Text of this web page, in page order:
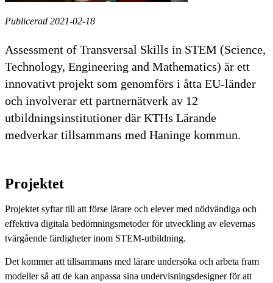
Publicerad 2021-02-18
Assessment of Transversal Skills in STEM (Science,
Technology, Engineering and Mathematics) är ett
innovativt projekt som genomförs i åtta EU-länder
och involverar ett partnernätverk av 12
utbildningsinstitutioner där KTHs Lärande
medverkar tillsammans med Haninge kommun.
Projektet
Projektet syftar till att förse lärare och elever med nödvändiga och
effektiva digitala bedömningsmetoder för utveckling av elevernas
tvärgående färdigheter inom STEM-utbildning.
Det kommer att tillsammans med lärare undersöka och arbeta fram
modeller så att de kan anpassa sina undervisningsdesigner för att